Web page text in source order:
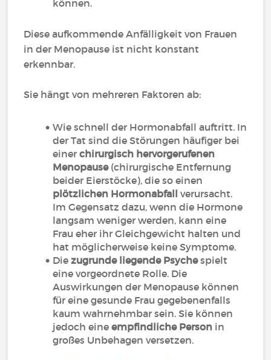
können.
Diese aufkommende Anfälligkeit von Frauen
in der Menopause ist nicht konstant
erkennbar.
Sie hängt von mehreren Faktoren ab:
Wie schnell der Hormonabfall auftritt. In
der Tat sind die Störungen häufiger bei
einerchirurgisch hervorgerufenen
Menopause(chirurgische Entfernung
beider Eierstöcke), die so einen
plötzlichen Hormonabfallverursacht.
Im Gegensatz dazu, wenn die Hormone
langsam weniger werden, kann eine
Frau eher ihr Gleichgewicht halten und
hat möglicherweise keine Symptome.
Die zugrunde liegende Psychespielt
eine vorgeordnete Rolle. Die
Auswirkungen der Menopause können
für eine gesunde Frau gegebenenfalls
kaum wahrnehmbar sein. Sie können
jedoch eine empfindliche Person in
großes Unbehagen versetzen.